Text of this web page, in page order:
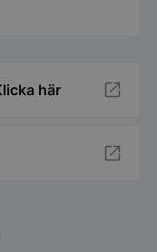
här